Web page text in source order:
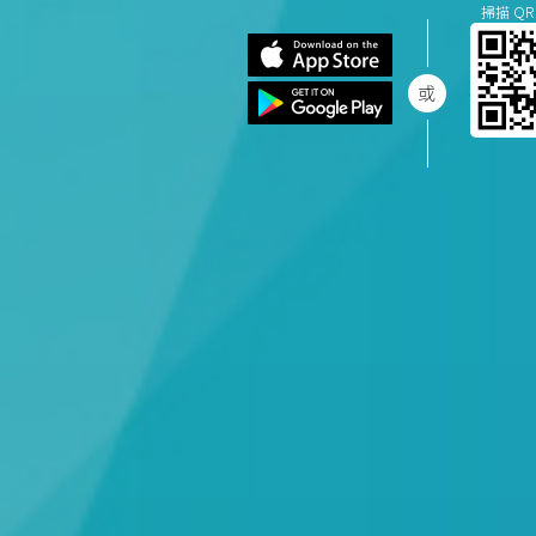
掃描